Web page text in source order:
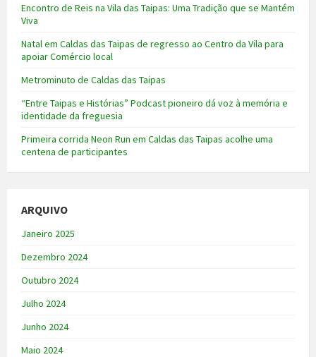
Encontro de Reis na Vila das Taipas: Uma Tradição que se Mantém
Viva
Natal em Caldas das Taipas de regresso ao Centro da Vila para
apoiar Comércio local
Metrominuto de Caldas das Taipas
“Entre Taipas e Histórias” Podcast pioneiro dá voz à memória e
identidade da freguesia
Primeira corrida Neon Run em Caldas das Taipas acolhe uma
centena de participantes
ARQUIVO
Janeiro 2025
Dezembro 2024
Outubro 2024
Julho 2024
Junho 2024
Maio 2024